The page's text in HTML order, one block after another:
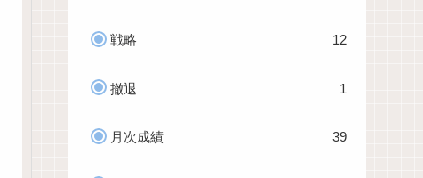
戦略 12
撤退 1
月次成績 39